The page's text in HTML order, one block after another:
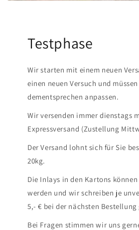
Testphase
Wir starten mit einem neuen
einen neuen Versuch und
dementsprechen anpassen.
Wir versenden immer dienstags
Expressversand (Zustellung
Der Versand lohnt sich für Sie
20kg.
Die Inlays in den Kartons
werden und wir schreiben je
5,- € bei der nächsten Bestellung
Bei Fragen stimmen wir uns